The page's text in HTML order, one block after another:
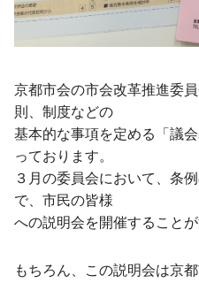
京都市会の市会改革推進委
則、制度などの
基本的な事項を定める「議
っております。
３月の委員会において、条
で、市民の皆様
への説明会を開催することが
もちろん、この説明会は京